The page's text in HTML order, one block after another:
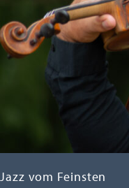
Jazz vom Feinsten